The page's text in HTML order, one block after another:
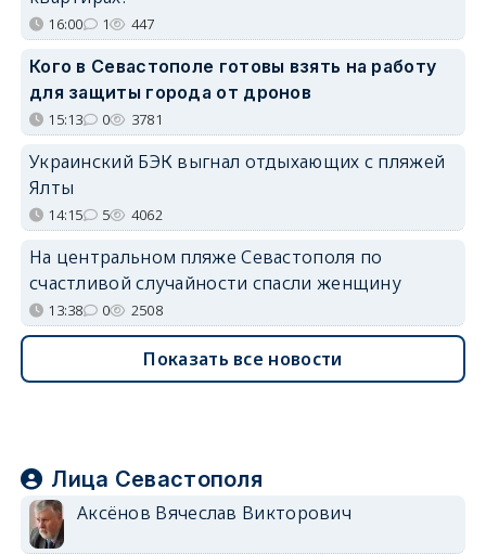
16:00 1 447
Кого в Севастополе готовы взять на работу
для защиты города от дронов
15:13 0 3781
Украинский БЭК выгнал отдыхающих с пляжей
Ялты
14:15 5 4062
На центральном пляже Севастополя по
счастливой случайности спасли женщину
13:38 0 2508
Показать все новости
Лица Севастополя
Аксёнов Вячеслав Викторович